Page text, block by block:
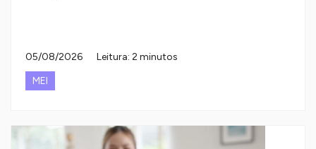
05/08/2026
Leitura: 2 minutos
MEI